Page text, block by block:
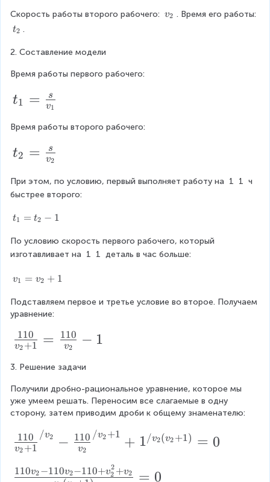
1
}
^
{
v
+
}
2
{
/
(
v
1
)
(
+
1
)
=
1
)
}
{
v
+
)
v
1
)
}
=
rr
o
v
\
m
6
Скорость работы второго рабочего: v
v2 . Время его работы:
t
t2 .
2. Составление модели
Время работы первого рабочего:
t
{
1
=
\f
r
a
c
s
}
{
v
_
{
1
}
}
t1 = v1
s
Время работы второго рабочего:
t
{
2
}
=
\f
a
c
{
s
}
{
v
_
2
}
}
t2 = v2
s
При этом, по условию, первый выполняет работу на 1 1 ч
быстрее второго:
t
{
1
=
_
{
}
-
1
t1 = t2 − 1
По условию скорость первого рабочего, который
изготавливает на 1 1 деталь в час больше:
v
{
1
=
v
_
2
}
+
v1 = v2 + 1
Подставляем первое и третье условие во второе. Получаем
уравнение:
\f
a
c
{
1
0
}
v2 +1
110 = v2
110 − 1
3. Решение задачи
Получили дробно-рациональное уравнение, которое мы
уже умеем решать. Переносим все слагаемые в одну
сторону, затем приводим дроби к общему знаменателю:
\f
r
a
v2 +1
110 /v2 − v2
110 /v2 +1 + 1/v2(v2 +1) = 0
\f
110v2 −110v2−110+v2
2 +v2 = 0